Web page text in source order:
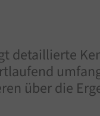
detaillierte
über die